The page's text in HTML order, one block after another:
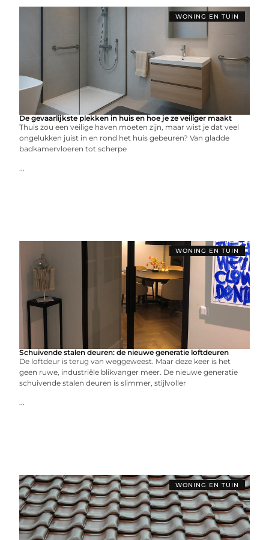
WONING EN TUIN
De gevaarlijkste plekken in huis en hoe je ze veiliger maakt
Thuis zou een veilige haven moeten zijn, maar wist je dat veel
ongelukken juist in en rond het huis gebeuren? Van gladde
badkamervloeren tot scherpe
...
WONING EN TUIN
Schuivende stalen deuren: de nieuwe generatie loftdeuren
De loftdeur is terug van weggeweest. Maar deze keer is het
geen ruwe, industriële blikvanger meer. De nieuwe generatie
schuivende stalen deuren is slimmer, stijlvoller
...
WONING EN TUIN